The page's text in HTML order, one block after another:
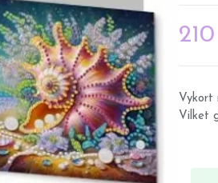
Vykort
Vilket